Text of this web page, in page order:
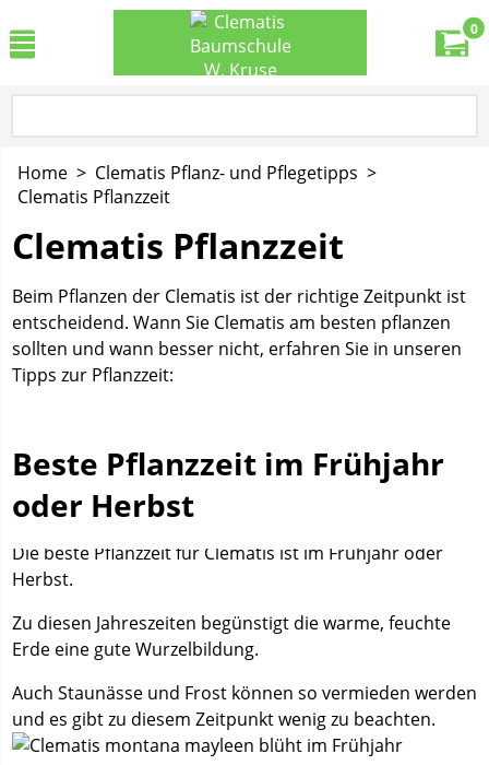
0
Home > Clematis Pflanz- und Pflegetipps >
Clematis Pflanzzeit
Clematis Pflanzzeit
Beim Pflanzen der Clematis ist der richtige Zeitpunkt ist
entscheidend. Wann Sie Clematis am besten pflanzen
sollten und wann besser nicht, erfahren Sie in unseren
Tipps zur Pflanzzeit:
Beste Pflanzzeit im Frühjahr
oder Herbst
Die beste Pflanzzeit für Clematis ist im Frühjahr oder
Herbst.
Zu diesen Jahreszeiten begünstigt die warme, feuchte
Erde eine gute Wurzelbildung.
Auch Staunässe und Frost können so vermieden werden
und es gibt zu diesem Zeitpunkt wenig zu beachten.